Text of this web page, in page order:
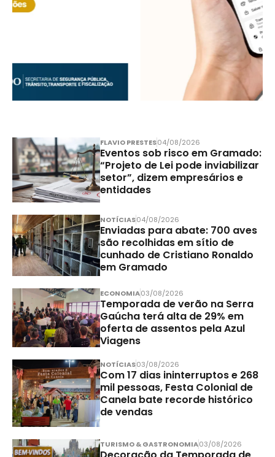
FLAVIO PRESTES04/08/2026
Eventos sob risco em Gramado:
“Projeto de Lei pode inviabilizar
setor”, dizem empresários e
entidades
NOTÍCIAS04/08/2026
Enviadas para abate: 700 aves
são recolhidas em sítio de
cunhado de Cristiano Ronaldo
em Gramado
ECONOMIA03/08/2026
Temporada de verão na Serra
Gaúcha terá alta de 29% em
oferta de assentos pela Azul
Viagens
NOTÍCIAS03/08/2026
Com 17 dias ininterruptos e 268
mil pessoas, Festa Colonial de
Canela bate recorde histórico
de vendas
TURISMO & GASTRONOMIA03/08/2026